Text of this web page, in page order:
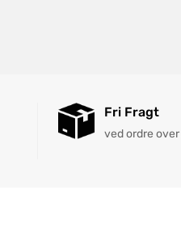
Fri Fragt
ved ordre